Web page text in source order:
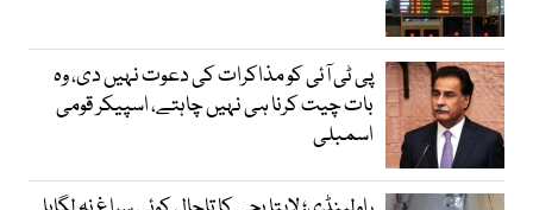
پی ٹی آئی کو مذاکرات کی دعوت نہیں دی، وہ
بات چیت کرنا ہی نہیں چاہتے، اسپیکر قومی
اسمبلی